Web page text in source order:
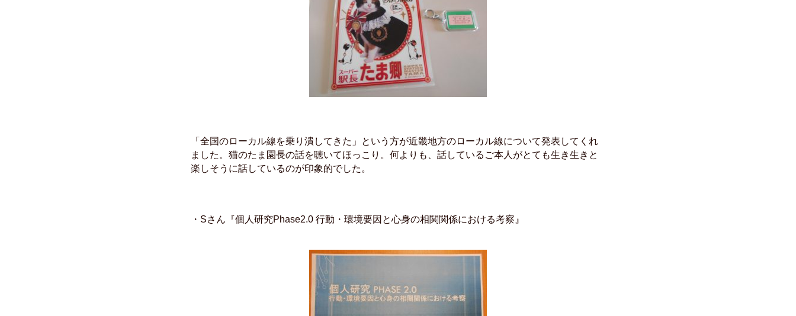
「全国のローカル線を乗り潰してきた」という方が近畿地方のローカル線について発表してくれ
ました。猫のたま園長の話を聴いてほっこり。何よりも、話しているご本人がとても生き生きと
楽しそうに話しているのが印象的でした。
・Sさん『個人研究Phase2.0 行動・環境要因と心身の相関関係における考察』